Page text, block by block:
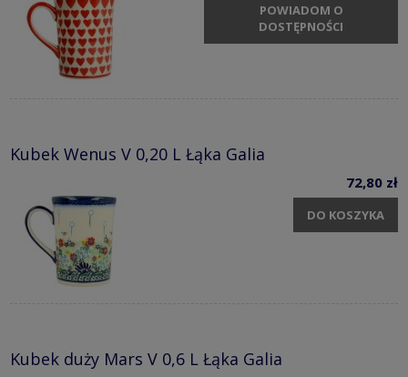
POWIADOM O
DOSTĘPNOŚCI
Kubek Wenus V 0,20 L Łąka Galia
72,80 zł
DO KOSZYKA
Kubek duży Mars V 0,6 L Łąka Galia